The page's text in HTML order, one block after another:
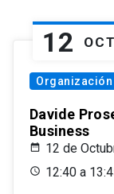
12 OCT
Organización
Davide
Business
12 de
12:40 a